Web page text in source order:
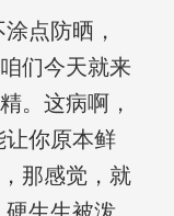
点防晒，
们今天就来
。这病啊，
你原本鲜
那感觉，就